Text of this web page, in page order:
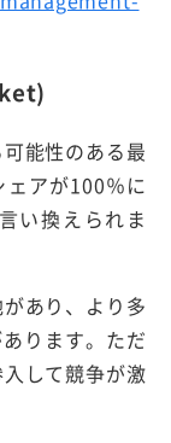
能性のある最
アが100％に
い換えられま
あり、より多
ります。ただ
して競争が激